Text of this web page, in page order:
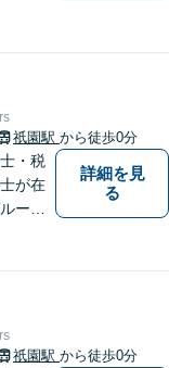
な案
トッ
祇園駅 から徒歩0分
・税
が在
ー
な案
トッ
詳細を見
る
祇園駅 から徒歩0分